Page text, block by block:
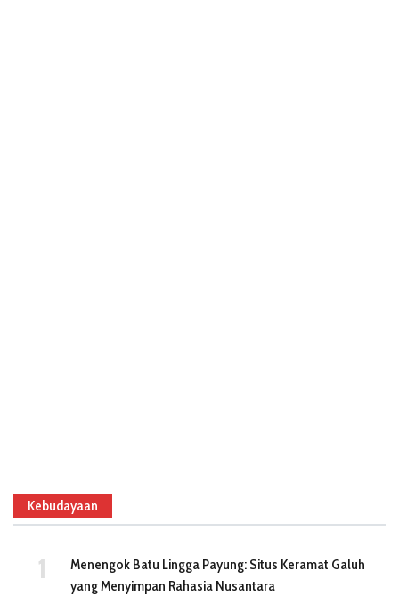
Kebudayaan
Menengok Batu Lingga Payung: Situs Keramat Galuh
yang Menyimpan Rahasia Nusantara